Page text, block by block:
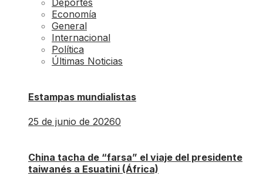
Deportes
Economía
General
Internacional
Política
Últimas Noticias
Estampas mundialistas
25 de junio de 20260
China tacha de “farsa” el viaje del presidente
taiwanés a Esuatini (África)